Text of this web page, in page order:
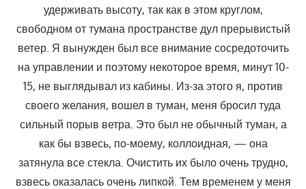
удерживать высоту, так как в этом круглом,
свободном от тумана пространстве дул прерывистый
ветер. Я вынужден был все внимание сосредоточить
на управлении и поэтому некоторое время, минут 10-
15, не выглядывал из кабины. Из-за этого я, против
своего желания, вошел в туман, меня бросил туда
сильный порыв ветра. Это был не обычный туман, а
как бы взвесь, по-моему, коллоидная, — она
затянула все стекла. Очистить их было очень трудно,
взвесь оказалась очень липкой. Тем временем у меня